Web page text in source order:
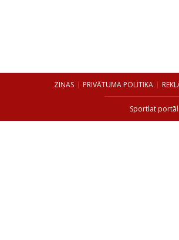
ZIŅAS PRIVĀTUMA POLITIKA
Sportlat